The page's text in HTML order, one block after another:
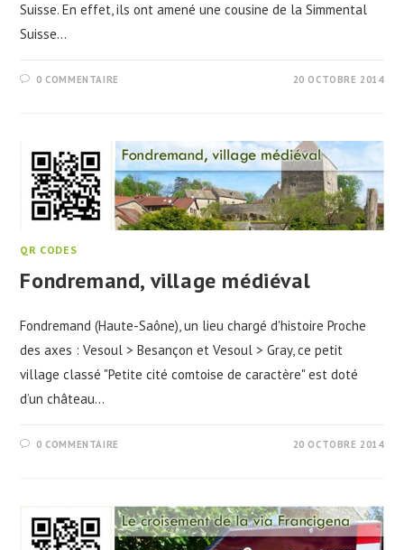
Suisse. En effet, ils ont amené une cousine de la Simmental
Suisse…
0 COMMENTAIRE 20 OCTOBRE 2014
QR CODES
Fondremand, village médiéval
Fondremand (Haute-Saône), un lieu chargé d'histoire Proche
des axes : Vesoul > Besançon et Vesoul > Gray, ce petit
village classé "Petite cité comtoise de caractère" est doté
d’un château…
0 COMMENTAIRE 20 OCTOBRE 2014